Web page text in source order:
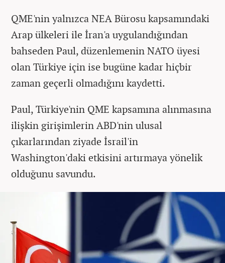
QME'nin yalnızca NEA Bürosu kapsamındaki
Arap ülkeleri ile İran'a uygulandığından
bahseden Paul, düzenlemenin NATO üyesi
olan Türkiye için ise bugüne kadar hiçbir
zaman geçerli olmadığını kaydetti.
Paul, Türkiye'nin QME kapsamına alınmasına
ilişkin girişimlerin ABD'nin ulusal
çıkarlarından ziyade İsrail'in
Washington'daki etkisini artırmaya yönelik
olduğunu savundu.